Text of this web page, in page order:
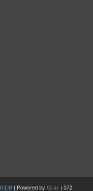
BİDB | Powered by Grav | 572